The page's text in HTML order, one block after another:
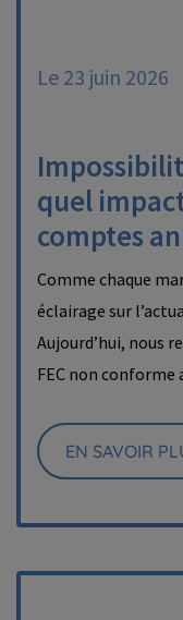
Le 23 juin 2026
quel
comptes
Comme chaque
éclairage sur
Aujourd’hui, nous
FEC non
EN SAVOIR